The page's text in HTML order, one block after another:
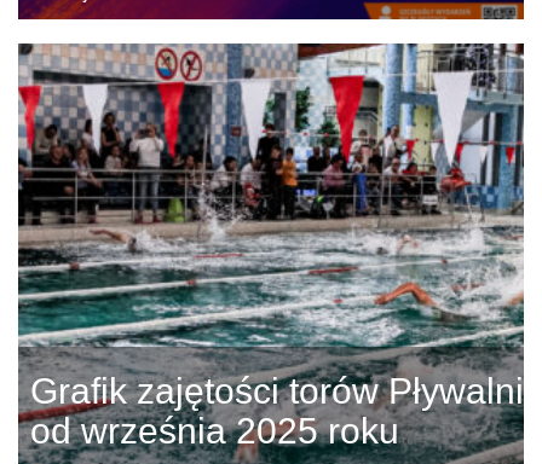
Grafik zajętości torów Pływalni
od września 2025 roku